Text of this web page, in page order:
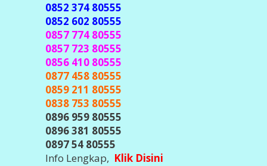
0852 374 80555
0852 602 80555
0857 774 80555
0857 723 80555
0856 410 80555
0877 458 80555
0859 211 80555
0838 753 80555
0896 959 80555
0896 381 80555
0897 54 80555
Info Lengkap, Klik Disini